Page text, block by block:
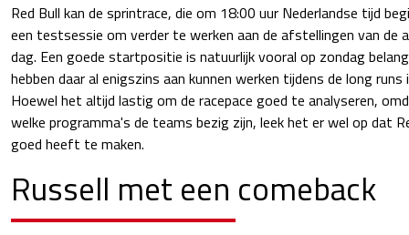
Red Bull kan de sprintrace, die om 18:00 uur Nederlandse tijd
een testsessie om verder te werken aan de afstellingen van de
dag. Een goede startpositie is natuurlijk vooral op zondag
hebben daar al enigszins aan kunnen werken tijdens de long
Hoewel het altijd lastig om de racepace goed te analyseren,
welke programma's de teams bezig zijn, leek het er wel op dat
goed heeft te maken.
Russell met een comeback